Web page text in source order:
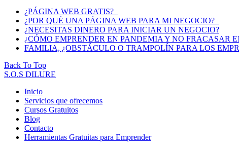
¿PÁGINA WEB GRATIS?
¿POR QUÉ UNA PÁGINA WEB PARA MI NEGOCIO?
¿NECESITAS DINERO PARA INICIAR UN NEGOCIO?
¿CÓMO EMPRENDER EN PANDEMIA Y NO FRACASAR
FAMILIA, ¿OBSTÁCULO O TRAMPOLÍN PARA LOS
Back To Top
S.O.S DILURE
Inicio
Servicios que ofrecemos
Cursos Gratuitos
Blog
Contacto
Herramientas Gratuitas para Emprender